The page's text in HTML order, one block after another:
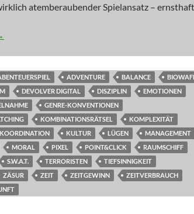
atemberaubender Spielansatz –
Götterwache
ADVENTURE BALANCE
DEVOLVER DIGITAL DISZIPLIN
EMOTIONEN
GENRE-KONVENTIONEN
KOMBINATIONSRÄTSEL
KOMPLEXITÄT
KOORDINATION KULTUR LÜGEN
MANAGEMENT
MORAL PIXEL POINT&CLICK
RAUMSCHIFF
S.W.A.T. TERRORISTEN
TIEFSINNIGKEIT
ZÄSUR ZEIT ZEITGEWINN
ZEITVERBRAUCH